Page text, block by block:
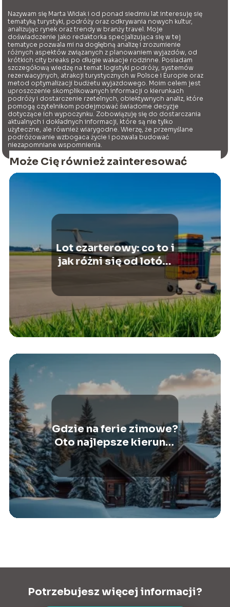
Nazywam się Marta Widak i od ponad siedmiu lat interesuję się
tematyką turystyki, podróży oraz odkrywania nowych kultur,
analizując rynek oraz trendy w branży travel. Moje
doświadczenie jako redaktorka specjalizująca się w tej
tematyce pozwala mi na dogłębną analizę i zrozumienie
różnych aspektów związanych z planowaniem wyjazdów, od
krótkich city breaks po długie wakacje rodzinne. Posiadam
szczegółową wiedzę na temat logistyki podróży, systemów
rezerwacyjnych, atrakcji turystycznych w Polsce i Europie oraz
metod optymalizacji budżetu wyjazdowego. Moim celem jest
uproszczenie skomplikowanych informacji o kierunkach
podróży i dostarczenie rzetelnych, obiektywnych analiz, które
pomogą czytelnikom podejmować świadome decyzje
dotyczące ich wypoczynku. Zobowiązuję się do dostarczania
aktualnych i dokładnych informacji, które są nie tylko
użyteczne, ale również wiarygodne. Wierzę, że przemyślane
podróżowanie wzbogaca życie i pozwala budować
niezapomniane wspomnienia.
Może Cię również zainteresować
Lot czarterowy: co to i
jak różni się od lotów
Gdzie na ferie zimowe?
Oto najlepsze kierunki
na zimowy
wypoczynek!
Potrzebujesz więcej informacji?